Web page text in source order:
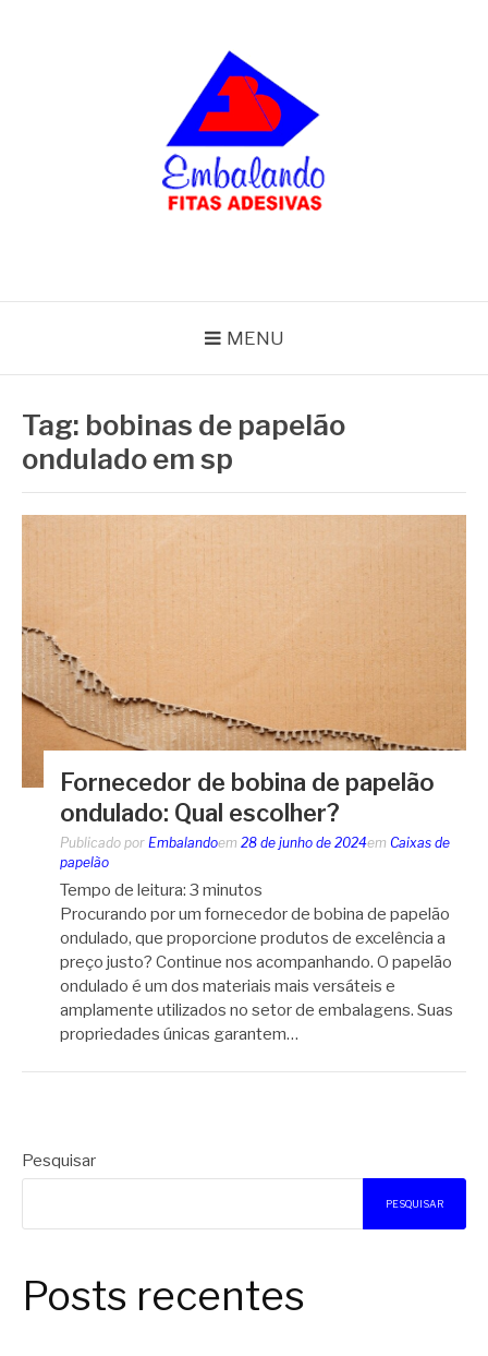
MENU
Tag: bobinas de papelão
ondulado em sp
Fornecedor de bobina de papelão
ondulado: Qual escolher?
Publicado por Embalandoem 28 de junho de 2024em Caixas de
papelão
Tempo de leitura: 3 minutos
Procurando por um fornecedor de bobina de papelão
ondulado, que proporcione produtos de excelência a
preço justo? Continue nos acompanhando. O papelão
ondulado é um dos materiais mais versáteis e
amplamente utilizados no setor de embalagens. Suas
propriedades únicas garantem…
Pesquisar
PESQUISAR
Posts recentes